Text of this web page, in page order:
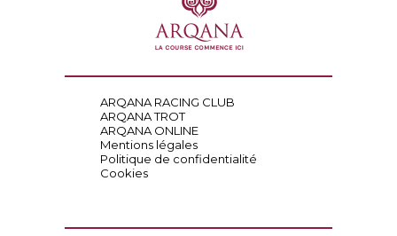
ARQANA RACING CLUB
ARQANA TROT
ARQANA ONLINE
Mentions légales
Politique de confidentialité
Cookies